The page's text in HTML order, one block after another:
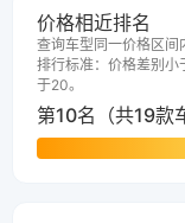
价格相近排名
查询车型同一价格区间
排行标准：价格差别小
于20。
第10名（共19款